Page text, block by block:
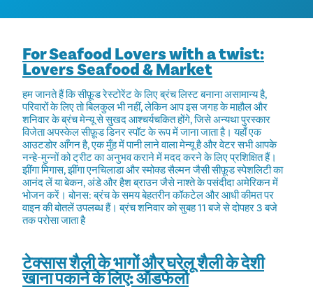
For Seafood Lovers with a twist:
Lovers Seafood & Market
हम जानते हैं कि सीफ़ूड रेस्टोरेंट के लिए ब्रंच लिस्ट बनाना असामान्य है,
परिवारों के लिए तो बिलकुल भी नहीं, लेकिन आप इस जगह के माहौल और
शनिवार के ब्रंच मेन्यू से सुखद आश्चर्यचकित होंगे, जिसे अन्यथा पुरस्कार
विजेता अपस्केल सीफ़ूड डिनर स्पॉट के रूप में जाना जाता है। यहाँ एक
आउटडोर आँगन है, एक मुँह में पानी लाने वाला मेन्यू है और वेटर सभी आपके
नन्हे-मुन्नों को ट्रीट का अनुभव कराने में मदद करने के लिए प्रशिक्षित हैं।
झींगा मिगास, झींगा एनचिलाडा और स्मोक्ड सैल्मन जैसी सीफ़ूड स्पेशलिटी का
आनंद लें या बेकन, अंडे और हैश ब्राउन जैसे नाश्ते के पसंदीदा अमेरिकन में
भोजन करें। बोनस: ब्रंच के समय बेहतरीन कॉकटेल और आधी कीमत पर
वाइन की बोतलें उपलब्ध हैं। ब्रंच शनिवार को सुबह 11 बजे से दोपहर 3 बजे
तक परोसा जाता है
टेक्सास शैली के भागों और घरेलू शैली के देशी
खाना पकाने के लिए: ऑडफेलो